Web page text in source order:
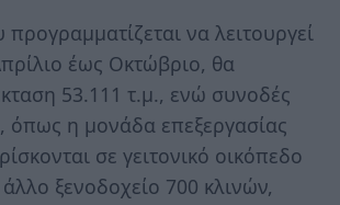
να λειτουργεί
έως Οκτώβριο, θα
53.111 τ.μ., ενώ συνοδές
όπως η μονάδα επεξεργασίας
σε γειτονικό οικόπεδο
ξενοδοχείο 700 κλινών,